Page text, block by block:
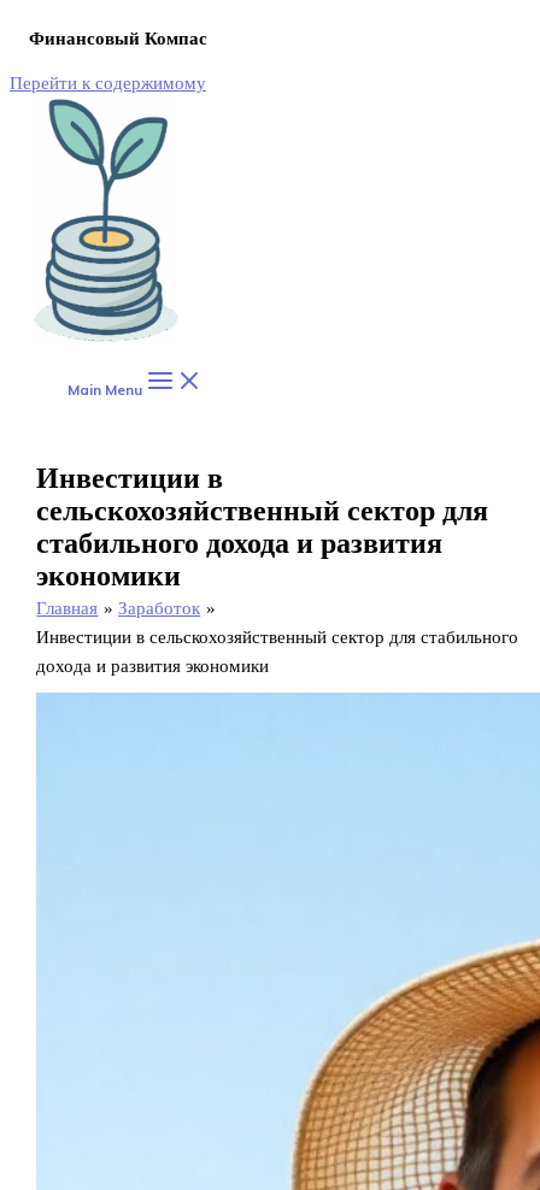
Финансовый Компас
Перейти к содержимому
Main Menu
Инвестиции в
сельскохозяйственный сектор для
стабильного дохода и развития
экономики
Главная
Заработок
Инвестиции в сельскохозяйственный сектор для стабильного
дохода и развития экономики